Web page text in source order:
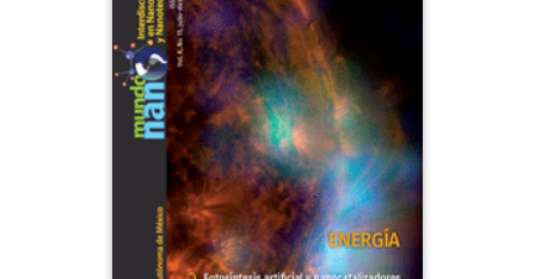
artículo